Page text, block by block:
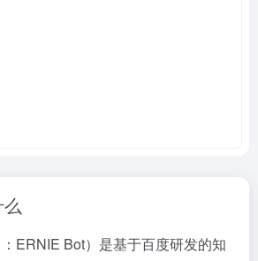
ERNIE Bot）是基于百度研发的知